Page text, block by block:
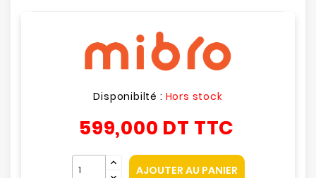
Disponibilté : Hors stock
599,000 DT TTC
AJOUTER AU PANIER